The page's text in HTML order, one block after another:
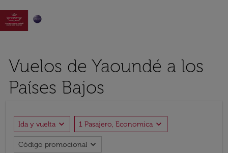

Vuelos de Yaoundé a los
Países Bajos
Ida y vuelta expand_more 1 Pasajero, Economica expand_more
Código promocional expand_more